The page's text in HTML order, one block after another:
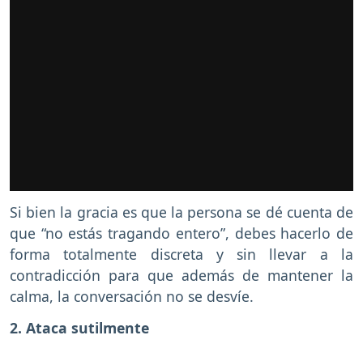
Si bien la gracia es que la persona se dé cuenta de
que “no estás tragando entero”, debes hacerlo de
forma totalmente discreta y sin llevar a la
contradicción para que además de mantener la
calma, la conversación no se desvíe.
2. Ataca sutilmente